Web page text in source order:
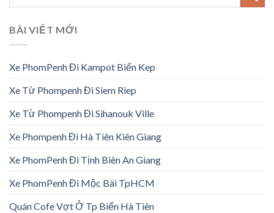
BÀI VIẾT MỚI
Xe PhomPenh Đi Kampot Biển Kep
Xe Từ Phompenh Đi Siem Riep
Xe Từ Phompenh Đi Sihanouk Ville
Xe Phompenh Đi Hà Tiên Kiên Giang
Xe PhomPenh Đi Tịnh Biên An Giang
Xe PhomPenh Đi Mộc Bài TpHCM
Quán Cofe Vợt Ở Tp Biển Hà Tiên